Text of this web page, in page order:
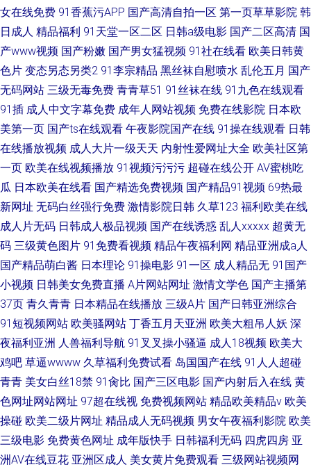
女在线免费 91香蕉污APP 国产高清自拍一区 第一页草草影院 韩
日成人 精品福利 91天堂一区二区 日韩a级电影 国产二区高清 国
产www视频 国产粉嫩 国产男女猛视频 91社在线看 欧美日韩黄
色片 变态另态另类2 91李宗精品 黑丝袜自慰喷水 乱伦五月 国产
无码网站 三级无毒免费 青青草51 91丝袜在线 91九色在线观看
91插 成人中文字幕免费 成年人网站视频 免费在线影院 日本欧
美第一页 国产ts在线观看 午夜影院国产在线 91操在线观看 日韩
在线播放视频 成人大片一级天天 内射性爱网址大全 欧美社区第
一页 欧美在线视频播放 91视频污污污 超碰在线公开 AV蜜桃吃
瓜 日本欧美在线看 国产精选免费视频 国产精品91视频 69热最
新网址 无码白丝强行免费 激情影院日韩 久草123 福利欧美在线
成人片无码 日韩成人极品视频 国产在线诱惑 乱人xxxxx 超黄无
码 三级黄色图片 91免费看视频 精品午夜福利网 精品亚洲成a人
国产精品萌白酱 日本理论 91操电影 91一区 成人精品无 91国产
小视频 日韩美女免费直播 A片网站网址 激情文学色 国产主播第
37页 青久青青 日本精品在线播放 三级A片 国产日韩亚洲综合
91短视频网站 欧美骚网站 丁香五月天亚洲 欧美大粗吊人妖 深
夜福利亚洲 人兽福利导航 91叉叉操小骚逼 成人18视频 欧美大
鸡吧 草逼wwww 久草福利免费试看 岛国国产在线 91人人超碰
青青 美女白丝18禁 91肏比 国产三区电影 国产内射后入在线 黄
色网址网站网址 97超在线视 免费视频网站 精品欧美精品v 欧美
操碰 欧美二级片网址 精品成人无码视频 男女午夜福利影院 欧美
三级电影 免费黄色网址 成年版快手 日韩福利无码 四虎四房 亚
洲AV在线豆花 亚洲区成人 美女黄片免费观看 三级网站视频网